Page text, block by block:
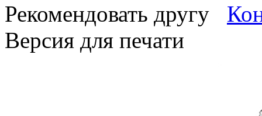
Рекомендовать другу
Версия для печати